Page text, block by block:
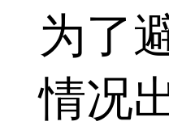
为了
情况